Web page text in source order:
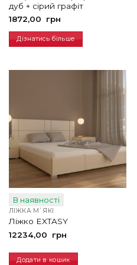
дуб + сірий графіт
1872,00
грн
Дізнатись більше
В наявності
ЛІЖКА М`ЯКІ
Ліжко EXTASY
12234,00
грн
Додати в кошик